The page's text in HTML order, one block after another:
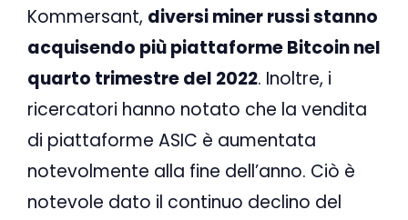
Kommersant, diversi miner russi stanno
acquisendo più piattaforme Bitcoin nel
quarto trimestre del 2022. Inoltre, i
ricercatori hanno notato che la vendita
di piattaforme ASIC è aumentata
notevolmente alla fine dell’anno. Ciò è
notevole dato il continuo declino del